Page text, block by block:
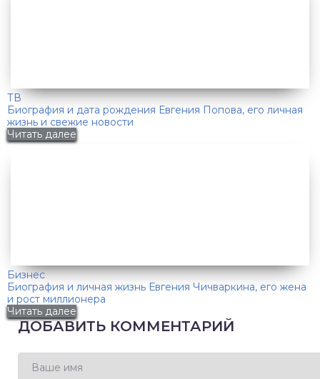
ТВ
Биография и дата рождения Евгения Попова, его личная
жизнь и свежие новости
Читать далее
Бизнес
Биография и личная жизнь Евгения Чичваркина, его жена
и рост миллионера
Читать далее
ДОБАВИТЬ КОММЕНТАРИЙ